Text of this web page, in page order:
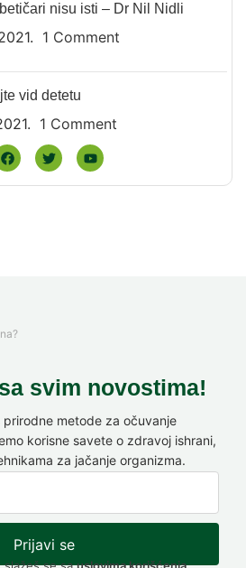
nisu isti – Dr Nil Nidli
1 Comment
vid detetu
1 Comment
svim novostima!
metode za očuvanje
korisne savete o zdravoj ishrani,
za jačanje organizma.
Prijavi se